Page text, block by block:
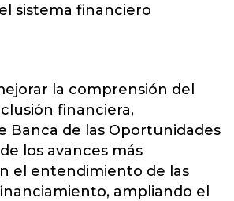
sistema financiero
la comprensión del
financiera,
Banca de las Oportunidades
los avances más
el entendimiento de las
ampliando el